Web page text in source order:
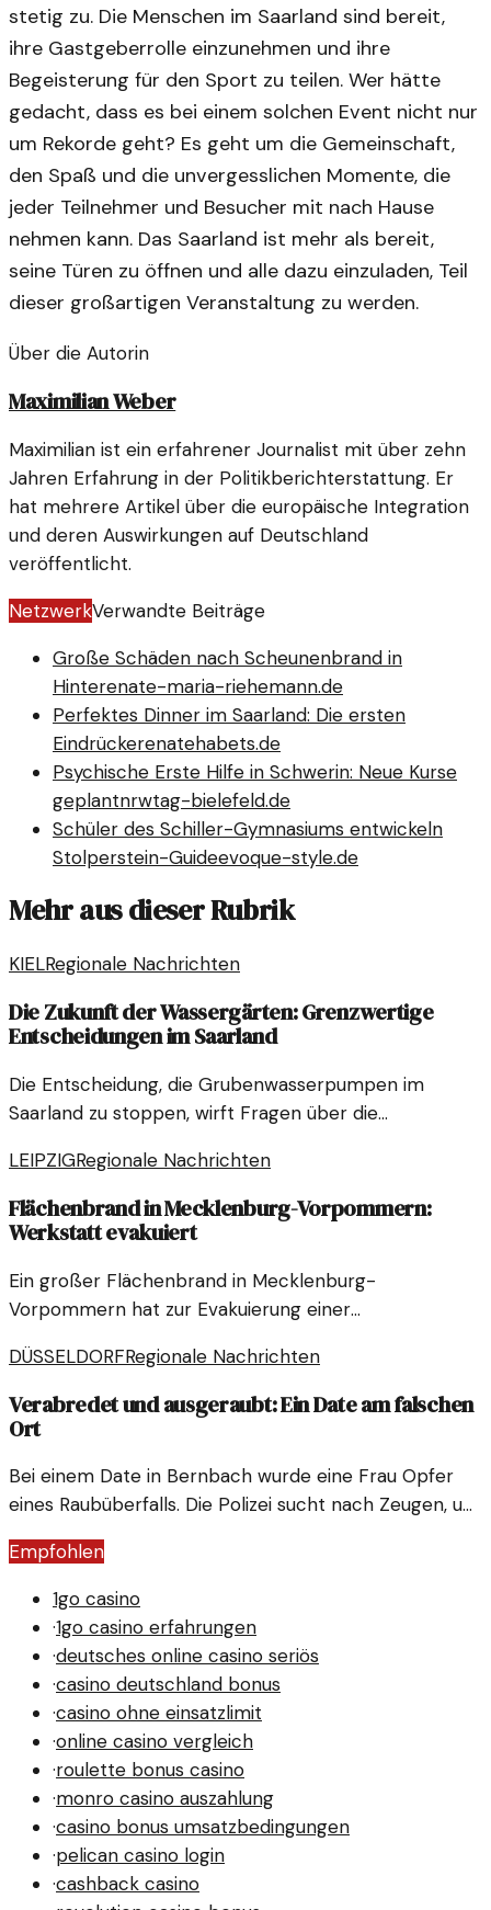
stetig zu. Die Menschen im Saarland sind bereit,
ihre Gastgeberrolle einzunehmen und ihre
Begeisterung für den Sport zu teilen. Wer hätte
gedacht, dass es bei einem solchen Event nicht nur
um Rekorde geht? Es geht um die Gemeinschaft,
den Spaß und die unvergesslichen Momente, die
jeder Teilnehmer und Besucher mit nach Hause
nehmen kann. Das Saarland ist mehr als bereit,
seine Türen zu öffnen und alle dazu einzuladen, Teil
dieser großartigen Veranstaltung zu werden.
Über die Autorin
Maximilian Weber
Maximilian ist ein erfahrener Journalist mit über zehn
Jahren Erfahrung in der Politikberichterstattung. Er
hat mehrere Artikel über die europäische Integration
und deren Auswirkungen auf Deutschland
veröffentlicht.
NetzwerkVerwandte Beiträge
Große Schäden nach Scheunenbrand in
Hinterenate-maria-riehemann.de
Perfektes Dinner im Saarland: Die ersten
Eindrückerenatehabets.de
Psychische Erste Hilfe in Schwerin: Neue Kurse
geplantnrwtag-bielefeld.de
Schüler des Schiller-Gymnasiums entwickeln
Stolperstein-Guideevoque-style.de
Mehr aus dieser Rubrik
KIELRegionale Nachrichten
Die Zukunft der Wassergärten: Grenzwertige
Entscheidungen im Saarland
Die Entscheidung, die Grubenwasserpumpen im
Saarland zu stoppen, wirft Fragen über die
Folgen hat dieser Schritt?
LEIPZIGRegionale Nachrichten
Flächenbrand in Mecklenburg-Vorpommern:
Werkstatt evakuiert
Ein großer Flächenbrand in Mecklenburg-
Vorpommern hat zur Evakuierung einer
und die Einsatzkräfte handeln schnell.
DÜSSELDORFRegionale Nachrichten
Verabredet und ausgeraubt: Ein Date am falschen
Ort
Bei einem Date in Bernbach wurde eine Frau Opfer
eines Raubüberfalls. Die Polizei sucht nach Zeugen, um
den Vorfall aufzuklären.
Empfohlen
1go casino
·1go casino erfahrungen
·deutsches online casino seriös
·casino deutschland bonus
·casino ohne einsatzlimit
·online casino vergleich
·roulette bonus casino
·monro casino auszahlung
·casino bonus umsatzbedingungen
·pelican casino login
·cashback casino